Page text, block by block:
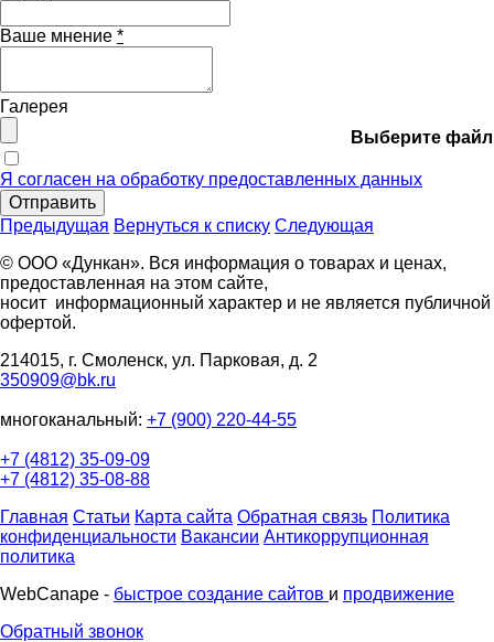
Ваше мнение *
Галерея
Выберите файл
Я согласен на обработку предоставленных данных
Отправить
Предыдущая Вернуться к списку Следующая
© ООО «Дункан». Вся информация о товарах и ценах,
предоставленная на этом сайте,
носит информационный характер и не является публичной
офертой.
214015, г. Смоленск, ул. Парковая, д. 2
350909@bk.ru
многоканальный: +7 (900) 220-44-55
+7 (4812) 35-09-09
+7 (4812) 35-08-88
Главная Статьи Карта сайта Обратная связь Политика
конфиденциальности Вакансии Антикоррупционная
политика
WebCanape - быстрое создание сайтов и продвижение
Обратный звонок